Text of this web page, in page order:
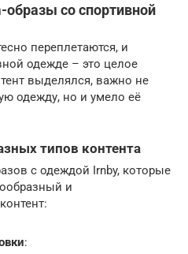
образы со спортивной
переплетаются, и
одежде – это целое
выделялся, важно не
одежду, но и умело её
типов контента
с одеждой Irnby, которые
и
: